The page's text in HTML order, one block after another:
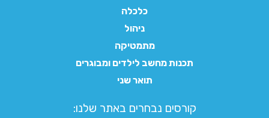
כלכלה
ניהול
מתמטיקה
תכנות מחשב לילדים ומבוגרים
תואר שני
קורסים נבחרים באתר שלנו:​